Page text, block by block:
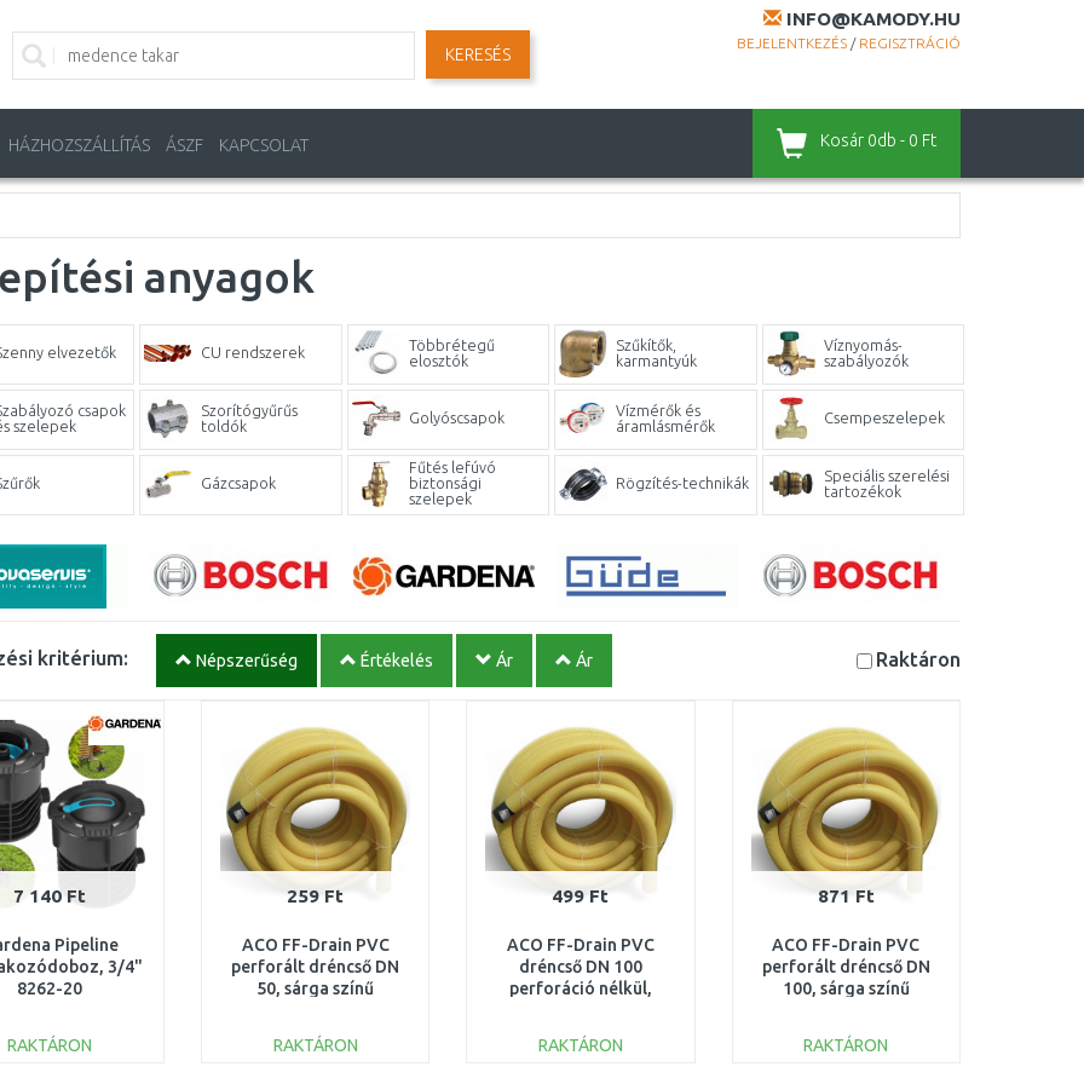
INFO@KAMODY.HU
BEJELENTKEZÉS / REGISZTRÁCIÓ
KERESÉS
HÁZHOZSZÁLLÍTÁS ÁSZF KAPCSOLAT Kosár 0db - 0 Ft
anyagok
elvezetők CU rendszerek
Többrétegű
elosztók
Szűkítők,
karmantyúk
Víznyomás-
szabályozók
csapok
szelepek
Szorítógyűrűs
toldók
Golyóscsapok
Vízmérők és
áramlásmérők
Csempeszelepek
Gázcsapok
Fűtés lefúvó
biztonsági
szelepek
Rögzítés-technikák
Speciális szerelési
tartozékok
kritérium: Népszerűség Értékelés Ár Ár Raktáron
7 140 Ft
Pipeline
3/4"
8262-20
RAKTÁRON
259 Ft
ACO FF-Drain PVC
perforált dréncső DN
50, sárga színű
RAKTÁRON
499 Ft
ACO FF-Drain PVC
dréncső DN 100
perforáció nélkül,
RAKTÁRON
871 Ft
ACO FF-Drain PVC
perforált dréncső DN
100, sárga színű
RAKTÁRON